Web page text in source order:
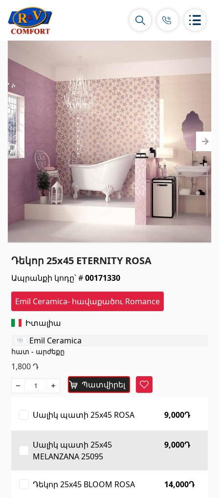
Կերամիկական սալիկներ և
հավաքածուներ
Պատի կերամիկական սալիկներ(292)
Կարնիզներ և դեկորներ(451)
Հատակի սալիկներ
Կերամոգրանիտ(92)
Բոլորը
Խոհանոցի լվացարաններ (7)
Կերամիկական լվացարաններ
Հիդրոմերսող լոգարաններ
Լոգարանի աքսեսուարներ(53)
Բոլորը
Բնական քարեր
Գրանիտ
Տապանաքարեր(14)
Հատակի ծածկույթ (1)
Լամինատե հատակներ (38)
Դեկոր 25x45 ETERNITY ROSA
Ապրանքի կոդը՝ #00171330
Emil Ceramica- հավաքածու Romance
Իտալիա
Emil Ceramica
հատ - արժեքը
1,800Դ
Պատվիրել
Հավանել
Սալիկ պատի 25x45 ROSA 9,000Դ
Սալիկ պատի 25x45
MELANZANA 25095
9,000Դ
Դեկոր 25x45 BLOOM ROSA 14,000Դ